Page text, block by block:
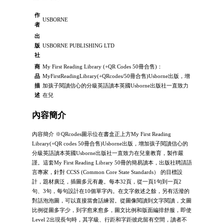
作
者
USBORNE
出
版
社
USBORNE PUBLISHING LTD
商
品
描
述
My First Reading Library (+QR Codes 50冊合售)：
MyFirstReadingLibrary(+QRcodes/50冊合售)Usborne出版，增
加孩子閱讀信心的分級英語讀本英國Usborne出版社一直致力
在兒
內容簡介
內容簡介 ※QRcodes圖示位在書盒正上方My First Reading
Library(+QR codes 50冊合售)Usborne出版，增加孩子閱讀信心的
分級英語讀本英國Usborne出版社一直致力在兒童教育，製作嚴
謹。這套My First Reading Library 50冊的簡易讀本，出版社聘請語
言專家，針對 CCSS (Common Core State Standards） 的目標設
計，題材廣泛，插圖多元有趣。每本32頁，從一頁1句到一頁2
句、3句，每句設計在10個單字內。在文字敘述之餘，另有活潑的
對話泡泡圖，可以直接當會話練習。從圖像閱讀到文字閱讀，文圖
比例從圖多字少，到字愈來愈多，圖文比例和版面編排舒服，即使
Level 2出現長句時，其字級、行距和字距彼此留有空間，讀者不